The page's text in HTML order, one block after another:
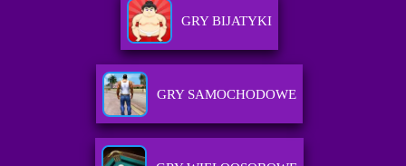
GRY BIJATYKI
GRY SAMOCHODOWE